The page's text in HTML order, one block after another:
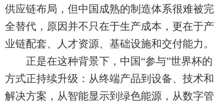
供应链布局，但中国成熟的制造体系很难被完
全替代，原因并不只在于生产成本，更在于产
业链配套、人才资源、基础设施和交付能力。
正是在这种背景下，中国“参与”世界杯的
方式正持续升级：从终端产品到设备、技术和
解决方案，从智能显示到绿色能源，从数字管